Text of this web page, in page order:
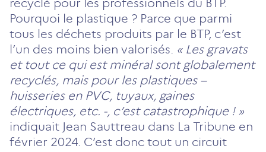
Pourquoi le plastique ? Parce que parmi
tous les déchets produits par le BTP, c’est
l’un des moins bien valorisés. « Les gravats
et tout ce qui est minéral sont globalement
recyclés, mais pour les plastiques –
huisseries en PVC, tuyaux, gaines
électriques, etc. -, c’est catastrophique ! »
indiquait Jean Sauttreau dans La Tribune en
février 2024. C’est donc tout un circuit